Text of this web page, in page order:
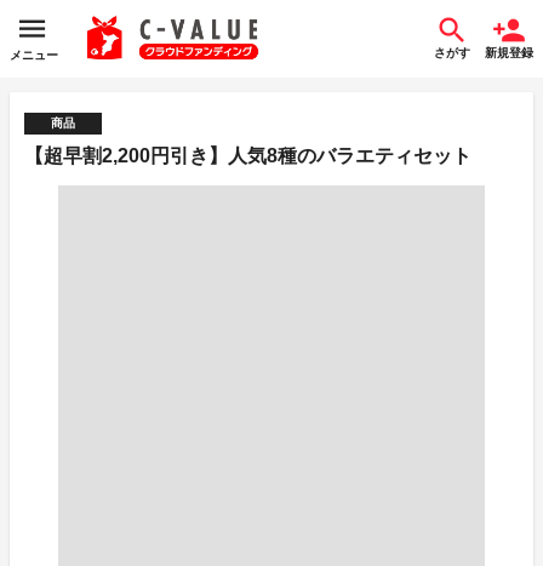
メニュー さがす 新規登録
商品
【超早割2,200円引き】人気8種のバラエティセット